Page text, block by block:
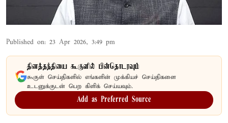
Published on: 23 Apr 2026, 3:49 pm
தினத்தந்தியை கூகுளில் பின்தொடரவும்
கூகுள் செய்திகளில் எங்களின் முக்கியச் செய்திகளை
உடனுக்குடன் பெற கிளிக் செய்யவும்.
Add as Preferred Source